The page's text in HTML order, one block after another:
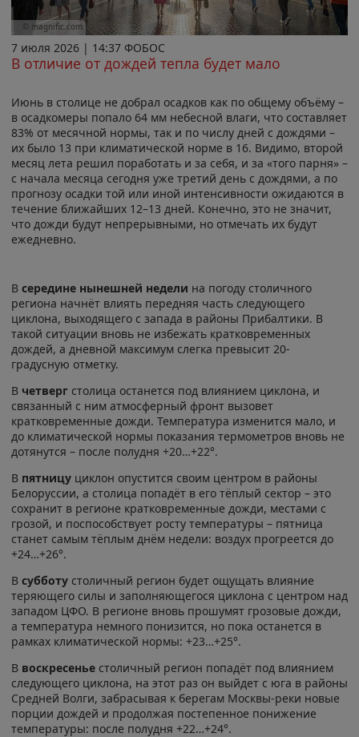
© magnific.com
7 июля 2026 | 14:37 ФОБОС
В отличие от дождей тепла будет мало
Июнь в столице не добрал осадков как по общему объёму –
в осадкомеры попало 64 мм небесной влаги, что составляет
83% от месячной нормы, так и по числу дней с дождями –
их было 13 при климатической норме в 16. Видимо, второй
месяц лета решил поработать и за себя, и за «того парня» –
с начала месяца сегодня уже третий день с дождями, а по
прогнозу осадки той или иной интенсивности ожидаются в
течение ближайших 12–13 дней. Конечно, это не значит,
что дожди будут непрерывными, но отмечать их будут
ежедневно.
В середине нынешней недели на погоду столичного
региона начнёт влиять передняя часть следующего
циклона, выходящего с запада в районы Прибалтики. В
такой ситуации вновь не избежать кратковременных
дождей, а дневной максимум слегка превысит 20-
градусную отметку.
В четверг столица останется под влиянием циклона, и
связанный с ним атмосферный фронт вызовет
кратковременные дожди. Температура изменится мало, и
до климатической нормы показания термометров вновь не
дотянутся – после полудня +20…+22°.
В пятницу циклон опустится своим центром в районы
Белоруссии, а столица попадёт в его тёплый сектор – это
сохранит в регионе кратковременные дожди, местами с
грозой, и поспособствует росту температуры – пятница
станет самым тёплым днём недели: воздух прогреется до
+24…+26°.
В субботу столичный регион будет ощущать влияние
теряющего силы и заполняющегося циклона с центром над
западом ЦФО. В регионе вновь прошумят грозовые дожди,
а температура немного понизится, но пока останется в
рамках климатической нормы: +23…+25°.
В воскресенье столичный регион попадёт под влиянием
следующего циклона, на этот раз он выйдет с юга в районы
Средней Волги, забрасывая к берегам Москвы-реки новые
порции дождей и продолжая постепенное понижение
температуры: после полудня +22…+24°.